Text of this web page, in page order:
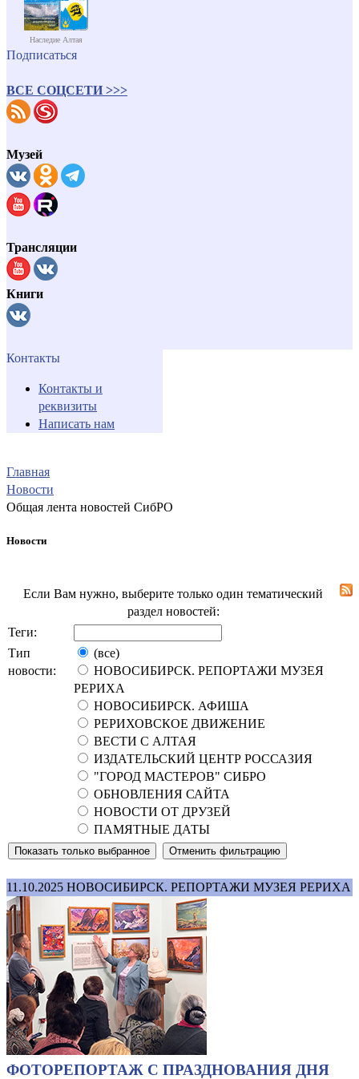
Наследие Алтая
Подписаться
ВСЕ СОЦСЕТИ >>>
Музей
Трансляции
Книги
Контакты
Контакты и
реквизиты
Написать нам
Главная
Новости
Общая лента новостей СибРО
Новости
Если Вам нужно, выберите только один тематический
раздел новостей:
Теги:
Тип
новости:
(все)
НОВОСИБИРСК. РЕПОРТАЖИ МУЗЕЯ
РЕРИХА
НОВОСИБИРСК. АФИША
РЕРИХОВСКОЕ ДВИЖЕНИЕ
ВЕСТИ С АЛТАЯ
ИЗДАТЕЛЬСКИЙ ЦЕНТР РОССАЗИЯ
"ГОРОД МАСТЕРОВ" СИБРО
ОБНОВЛЕНИЯ САЙТА
НОВОСТИ ОТ ДРУЗЕЙ
ПАМЯТНЫЕ ДАТЫ
11.10.2025 НОВОСИБИРСК. РЕПОРТАЖИ МУЗЕЯ РЕРИХА
ФОТОРЕПОРТАЖ С ПРАЗДНОВАНИЯ ДНЯ